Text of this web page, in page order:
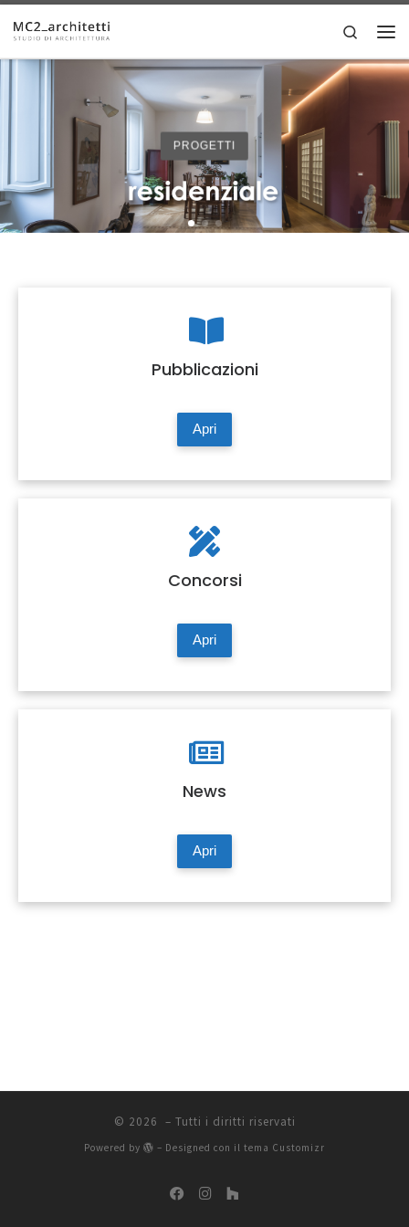
Skip to content
Search
PROGETTI
Pubblicazioni
Apri
Concorsi
Apri
News
Apri
© 2026 – Tutti i diritti riservati
Powered by – Designed con il tema Customizr